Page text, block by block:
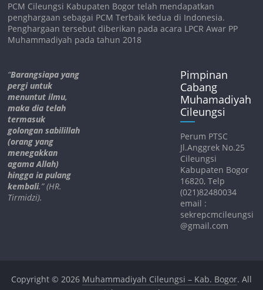
PCM Cileungsi Kabupaten Bogor telah mendapatkan
penghargaan sebagai PCM Terbaik kedua di Indonesia.
Penghargaan tersebut diberikan pada acara LPCR Awar PP
Muhammadiyah pada tahun 2018
“Barangsiapa yang
pergi untuk
menuntut ilmu,
maka dia telah
termasuk
golongan sabilillah
(orang yang
menegakkan
agama Allah)
hingga ia pulang
kembali.” (HR.
Tirmidzi).
Pimpinan
Cabang
Muhamadiyah
Cileungsi
Perum PTSC
Jl.Anggrek No.25
Cileungsi
Kabupaten Bogor
16820, Telp
(021)82480034
email :
sekrepcmcileungsi
@gmail.com
Copyright © 2026 Muhammadiyah Cileungsi – Kab. Bogor. All